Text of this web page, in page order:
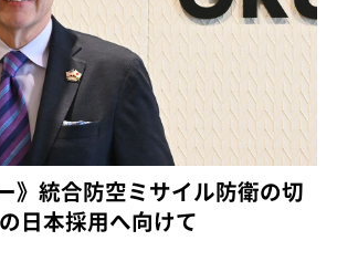
》統合防空ミサイル防衛の切
日本採用へ向けて